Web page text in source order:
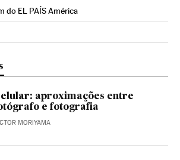
do EL PAÍS América
en Twitter
Brasil en Instagram
El País Brasil en Facebook
aproximações entre
e fotografia
MORIYAMA